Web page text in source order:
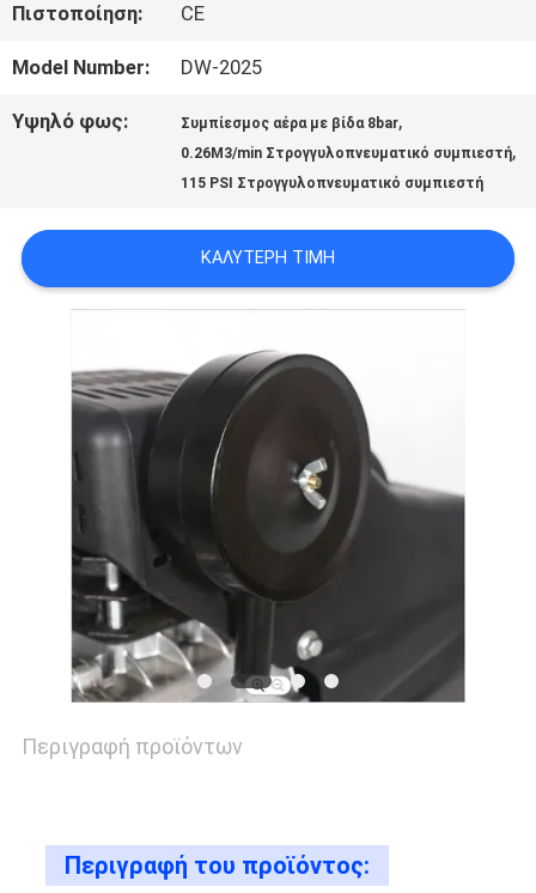
ΕΠΙΣΚΈΨΕΙΣ
ΣΤΟ
ΕΡΓΟΣΤΆΣΙΟ
ΈΛΕΓΧΟΣ
ΠΟΙΌΤΗΤΑΣ
ΕΠΙΚΟΙΝΩΝΉΣΤΕ
ΜΑΖΊ
ΕΙΔΉΣΕΙΣ
ΥΠΟΘΈΣΕΙΣ
ΖΗΤΉΣΤΕ
SITEMAP
Πιστοποίηση: CE
Model Number: DW-2025
Υψηλό φως: Συμπίεσμος αέρα με βίδα 8bar,
0.26M3/min Στρογγυλοπνευματικό συμπιεστή,
115 PSI Στρογγυλοπνευματικό συμπιεστή
ΚΑΛΎΤΕΡΗ ΤΙΜΉ
Περιγραφή προϊόντων
Περιγραφή του προϊόντος: